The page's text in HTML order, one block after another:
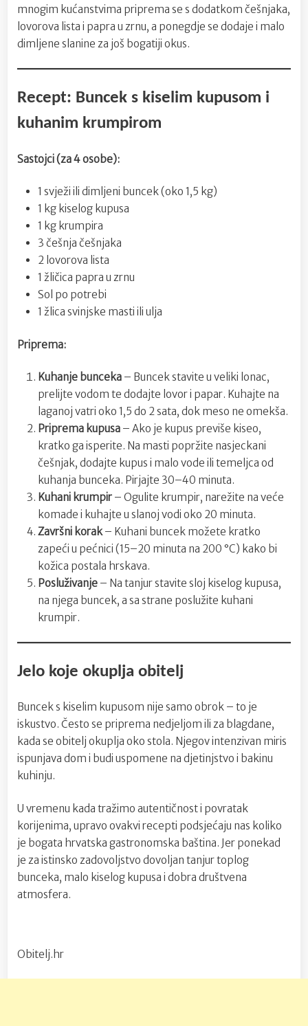
mnogim kućanstvima priprema se s dodatkom češnjaka,
lovorova lista i papra u zrnu, a ponegdje se dodaje i malo
dimljene slanine za još bogatiji okus.
Recept: Buncek s kiselim kupusom i
kuhanim krumpirom
Sastojci (za 4 osobe):
1 svježi ili dimljeni buncek (oko 1,5 kg)
1 kg kiselog kupusa
1 kg krumpira
3 češnja češnjaka
2 lovorova lista
1 žličica papra u zrnu
Sol po potrebi
1 žlica svinjske masti ili ulja
Priprema:
Kuhanje bunceka – Buncek stavite u veliki lonac,
prelijte vodom te dodajte lovor i papar. Kuhajte na
laganoj vatri oko 1,5 do 2 sata, dok meso ne omekša.
Priprema kupusa – Ako je kupus previše kiseo,
kratko ga isperite. Na masti popržite nasjeckani
češnjak, dodajte kupus i malo vode ili temeljca od
kuhanja bunceka. Pirjajte 30–40 minuta.
Kuhani krumpir – Ogulite krumpir, narežite na veće
komade i kuhajte u slanoj vodi oko 20 minuta.
Završni korak– Kuhani buncek možete kratko
zapeći u pećnici (15–20 minuta na 200 °C) kako bi
kožica postala hrskava.
Posluživanje – Na tanjur stavite sloj kiselog kupusa,
na njega buncek, a sa strane poslužite kuhani
krumpir.
Jelo koje okuplja obitelj
Buncek s kiselim kupusom nije samo obrok – to je
iskustvo. Često se priprema nedjeljom ili za blagdane,
kada se obitelj okuplja oko stola. Njegov intenzivan miris
ispunjava dom i budi uspomene na djetinjstvo i bakinu
kuhinju.
U vremenu kada tražimo autentičnost i povratak
korijenima, upravo ovakvi recepti podsjećaju nas koliko
je bogata hrvatska gastronomska baština. Jer ponekad
je za istinsko zadovoljstvo dovoljan tanjur toplog
bunceka, malo kiselog kupusa i dobra društvena
atmosfera.
Obitelj.hr